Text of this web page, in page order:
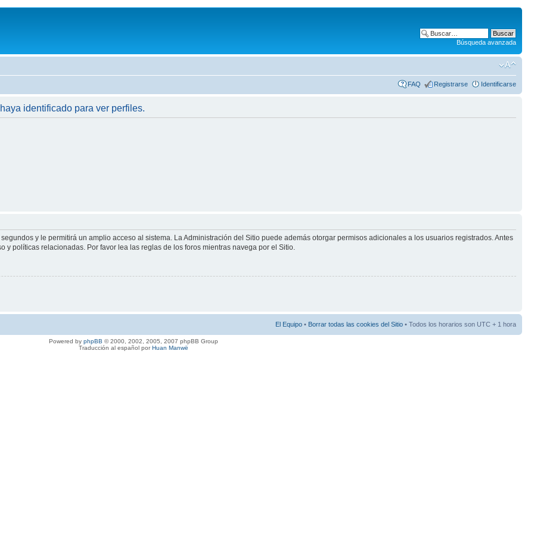
Búsqueda avanzada
FAQ Registrarse Identificarse
identificado para ver perfiles.
y le permitirá un amplio acceso al sistema. La Administración del Sitio puede además otorgar permisos adicionales a los usuarios registrados. Antes
políticas relacionadas. Por favor lea las reglas de los foros mientras navega por el Sitio.
El Equipo • Borrar todas las cookies del Sitio • Todos los horarios son UTC + 1 hora
Powered by phpBB © 2000, 2002, 2005, 2007 phpBB Group
Traducción al español porHuan Manwë